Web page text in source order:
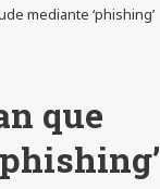
mediante ‘phishing’
que